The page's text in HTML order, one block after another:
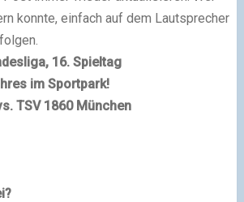
konnte, einfach auf dem Lautsprecher
16. Spieltag
im Sportpark!
TSV 1860 München